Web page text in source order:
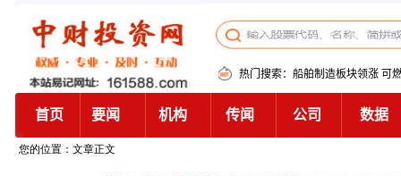
您的位置：文章正文